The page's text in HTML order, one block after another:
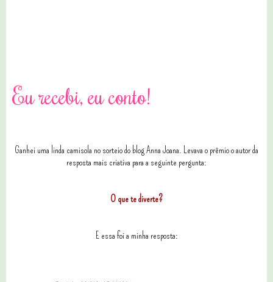
Eu recebi, eu conto!
Ganhei uma linda camisola no sorteio do blog Anna Joana. Levava o prêmio o autor da
resposta mais criativa para a seguinte pergunta:
O que te diverte?
E essa foi a minha resposta: